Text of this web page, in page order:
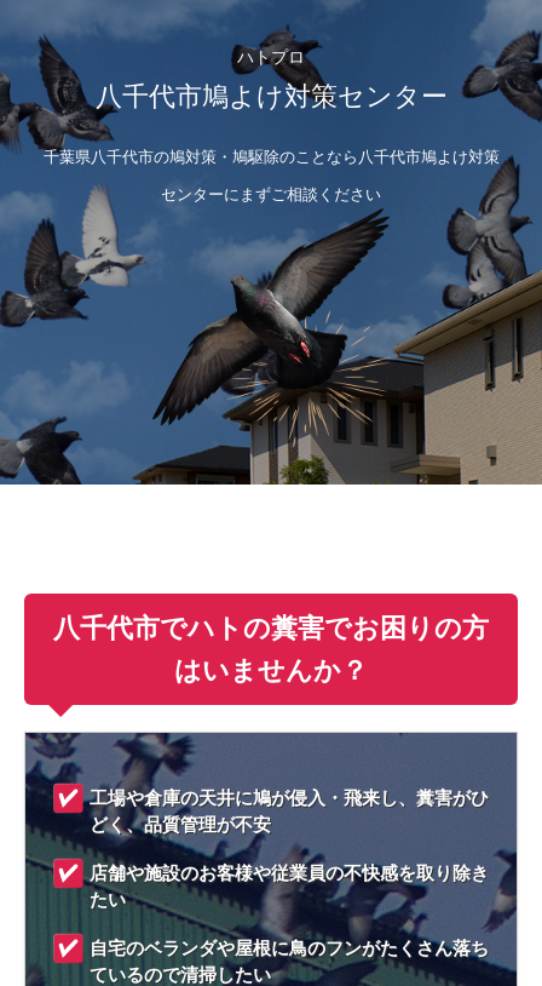
ハトプロ
八千代市鳩よけ対策センター
千葉県八千代市の鳩対策・鳩駆除のことなら八千代市鳩よけ対策
センターにまずご相談ください
八千代市でハトの糞害でお困りの方
はいませんか？
工場や倉庫の天井に鳩が侵入・飛来し、糞害がひ
どく、品質管理が不安
店舗や施設のお客様や従業員の不快感を取り除き
たい
自宅のベランダや屋根に鳥のフンがたくさん落ち
ているので清掃したい